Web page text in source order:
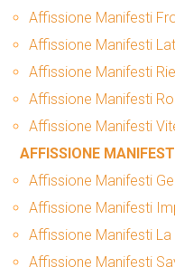
Affissione Manifesti
Affissione Manifesti
Affissione Manifesti
Affissione Manifesti
Affissione Manifesti
AFFISSIONE
Affissione Manifesti
Affissione Manifesti
Affissione Manifesti La
Affissione Manifesti